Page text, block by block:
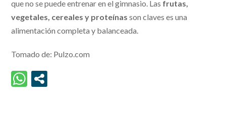
que no se puede entrenar en el gimnasio. Las frutas,
vegetales, cereales y proteínas son claves es una
alimentación completa y balanceada.
Tomado de: Pulzo.com